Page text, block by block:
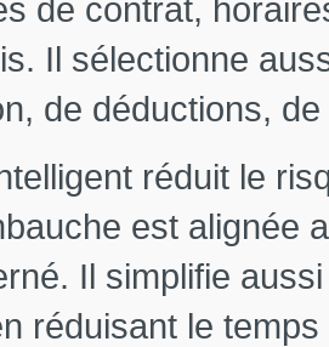
de contrat,
Il sélectionne
de déductions,
réduit le
est alignée
Il simplifie
réduisant le